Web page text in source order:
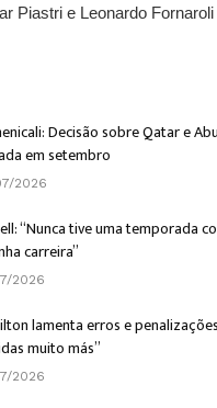
Piastri e Leonardo
Decisão sobre Qatar e
em setembro
2026
“Nunca tive uma temporada
carreira”
2026
lamenta erros e
muito más”
2026